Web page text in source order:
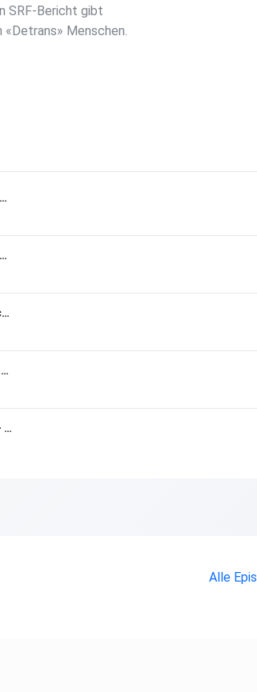
SRF-Bericht gibt
«Detrans» Menschen.
Abgang mit Knall: Wir sagen Tschüss, Adieu und Danke!
Falsche Werte? Migros schmeisst Influencer-Getränk wegen Asylkritik aus den Regalen
Spezial mit SVP-Nationalrat Pascal Schmid: So konnte der kriminelle Kosovare in der Schweiz bleiben
Individualbesteuerung: Von der Heiratsstrafe zur Familienstrafe
Deutsche Sprache, schwere Sprache – was läuft schief in der Volksschule?
Alle